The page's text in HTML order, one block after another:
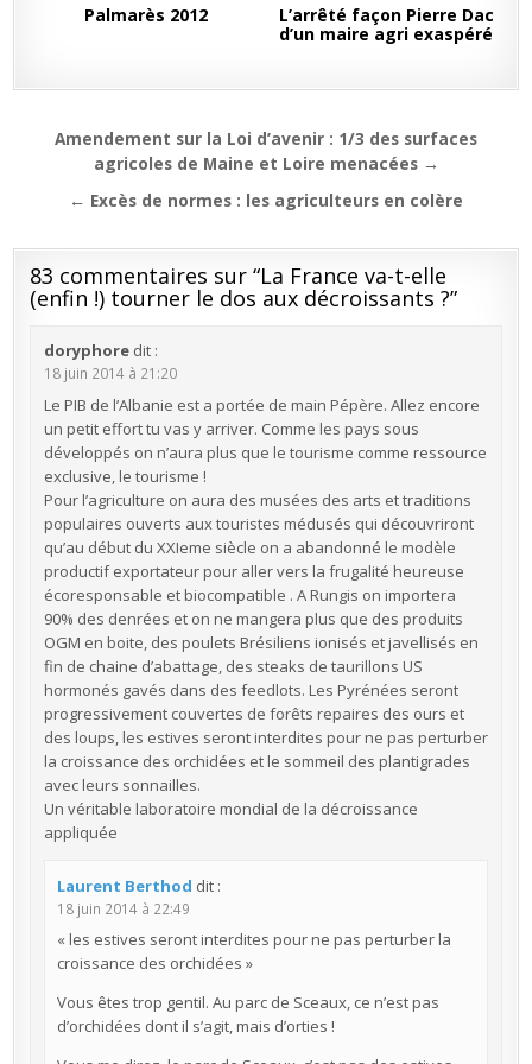
Palmarès 2012
L’arrêté façon Pierre Dac
d’un maire agri exaspéré
Navigation
l’article
Amendement sur la Loi d’avenir : 1/3 des surfaces
agricoles de Maine et Loire menacées →
← Excès de normes : les agriculteurs en colère
83 commentaires sur “La France va-t-elle
(enfin !) tourner le dos aux décroissants ?”
doryphore dit :
18 juin 2014 à 21:20
Le PIB de l’Albanie est a portée de main Pépère. Allez encore
un petit effort tu vas y arriver. Comme les pays sous
développés on n’aura plus que le tourisme comme ressource
exclusive, le tourisme !
Pour l’agriculture on aura des musées des arts et traditions
populaires ouverts aux touristes médusés qui découvriront
qu’au début du XXIeme siècle on a abandonné le modèle
productif exportateur pour aller vers la frugalité heureuse
écoresponsable et biocompatible . A Rungis on importera
90% des denrées et on ne mangera plus que des produits
OGM en boite, des poulets Brésiliens ionisés et javellisés en
fin de chaine d’abattage, des steaks de taurillons US
hormonés gavés dans des feedlots. Les Pyrénées seront
progressivement couvertes de forêts repaires des ours et
des loups, les estives seront interdites pour ne pas perturber
la croissance des orchidées et le sommeil des plantigrades
avec leurs sonnailles.
Un véritable laboratoire mondial de la décroissance
appliquée
Laurent Berthod dit :
18 juin 2014 à 22:49
« les estives seront interdites pour ne pas perturber la
croissance des orchidées »
Vous êtes trop gentil. Au parc de Sceaux, ce n’est pas
d’orchidées dont il s’agit, mais d’orties !